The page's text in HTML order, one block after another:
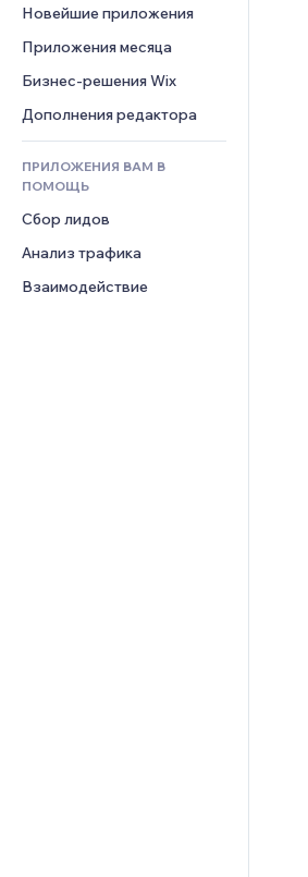
Складские услуги
Еда и напитки
PDF
Обмен файлами
Новости
Баннеры и значки
Калькуляторы
Погода
Графики и таблицы
Чат
Комментарии
Телефон
Сообщество
Отзывы и комментарии
Управление отношениями с
клиентом (CRM)
Новейшие приложения
Приложения месяца
Бизнес-решения Wix
Дополнения редактора
ПРИЛОЖЕНИЯ ВАМ В
ПОМОЩЬ
Сбор лидов
Анализ трафика
Взаимодействие